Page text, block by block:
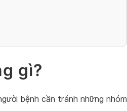
gì?
bệnh cần tránh những nhóm